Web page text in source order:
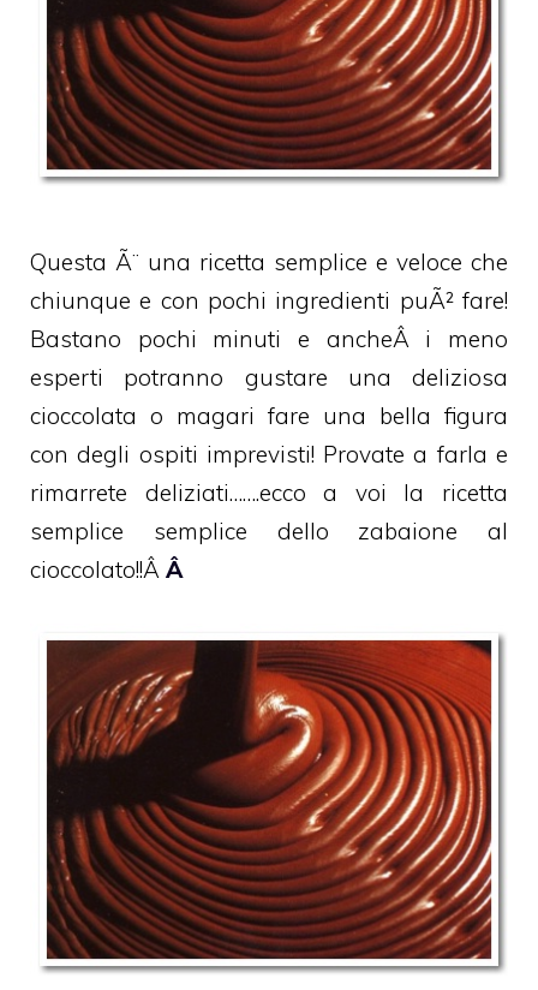
Questa Ã¨ una ricetta semplice e veloce che
chiunque e con pochi ingredienti puÃ² fare!
Bastano pochi minuti e ancheÂ i meno
esperti potranno gustare una deliziosa
cioccolata o magari fare una bella figura
con degli ospiti imprevisti! Provate a farla e
rimarrete deliziati…….ecco a voi la ricetta
semplice semplice dello zabaione al
cioccolato!!Â Â